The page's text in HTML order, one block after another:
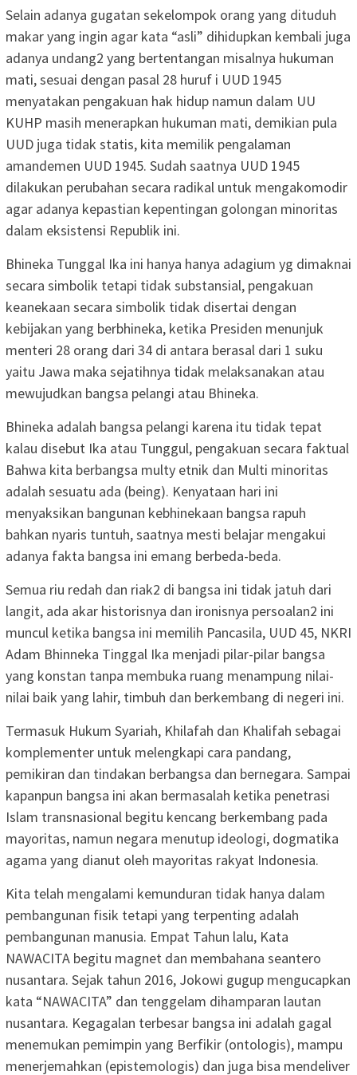
Selain adanya gugatan sekelompok orang yang dituduh
makar yang ingin agar kata “asli” dihidupkan kembali juga
adanya undang2 yang bertentangan misalnya hukuman
mati, sesuai dengan pasal 28 huruf i UUD 1945
menyatakan pengakuan hak hidup namun dalam UU
KUHP masih menerapkan hukuman mati, demikian pula
UUD juga tidak statis, kita memilik pengalaman
amandemen UUD 1945. Sudah saatnya UUD 1945
dilakukan perubahan secara radikal untuk mengakomodir
agar adanya kepastian kepentingan golongan minoritas
dalam eksistensi Republik ini.
Bhineka Tunggal Ika ini hanya hanya adagium yg dimaknai
secara simbolik tetapi tidak substansial, pengakuan
keanekaan secara simbolik tidak disertai dengan
kebijakan yang berbhineka, ketika Presiden menunjuk
menteri 28 orang dari 34 di antara berasal dari 1 suku
yaitu Jawa maka sejatihnya tidak melaksanakan atau
mewujudkan bangsa pelangi atau Bhineka.
Bhineka adalah bangsa pelangi karena itu tidak tepat
kalau disebut Ika atau Tunggul, pengakuan secara faktual
Bahwa kita berbangsa multy etnik dan Multi minoritas
adalah sesuatu ada (being). Kenyataan hari ini
menyaksikan bangunan kebhinekaan bangsa rapuh
bahkan nyaris tuntuh, saatnya mesti belajar mengakui
adanya fakta bangsa ini emang berbeda-beda.
Semua riu redah dan riak2 di bangsa ini tidak jatuh dari
langit, ada akar historisnya dan ironisnya persoalan2 ini
muncul ketika bangsa ini memilih Pancasila, UUD 45, NKRI
Adam Bhinneka Tinggal Ika menjadi pilar-pilar bangsa
yang konstan tanpa membuka ruang menampung nilai-
nilai baik yang lahir, timbuh dan berkembang di negeri ini.
Termasuk Hukum Syariah, Khilafah dan Khalifah sebagai
komplementer untuk melengkapi cara pandang,
pemikiran dan tindakan berbangsa dan bernegara. Sampai
kapanpun bangsa ini akan bermasalah ketika penetrasi
Islam transnasional begitu kencang berkembang pada
mayoritas, namun negara menutup ideologi, dogmatika
agama yang dianut oleh mayoritas rakyat Indonesia.
Kita telah mengalami kemunduran tidak hanya dalam
pembangunan fisik tetapi yang terpenting adalah
pembangunan manusia. Empat Tahun lalu, Kata
NAWACITA begitu magnet dan membahana seantero
nusantara. Sejak tahun 2016, Jokowi gugup mengucapkan
kata “NAWACITA” dan tenggelam dihamparan lautan
nusantara. Kegagalan terbesar bangsa ini adalah gagal
menemukan pemimpin yang Berfikir (ontologis), mampu
menerjemahkan (epistemologis) dan juga bisa mendeliver